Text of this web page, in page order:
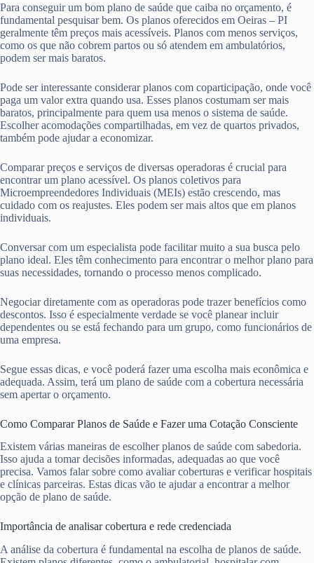
Para conseguir um bom plano de saúde que caiba no orçamento, é
fundamental pesquisar bem. Os planos oferecidos em Oeiras – PI
geralmente têm preços mais acessíveis. Planos com menos serviços,
como os que não cobrem partos ou só atendem em ambulatórios,
podem ser mais baratos.
Pode ser interessante considerar planos com coparticipação, onde você
paga um valor extra quando usa. Esses planos costumam ser mais
baratos, principalmente para quem usa menos o sistema de saúde.
Escolher acomodações compartilhadas, em vez de quartos privados,
também pode ajudar a economizar.
Comparar preços e serviços de diversas operadoras é crucial para
encontrar um plano acessível. Os planos coletivos para
Microempreendedores Individuais (MEIs) estão crescendo, mas
cuidado com os reajustes. Eles podem ser mais altos que em planos
individuais.
Conversar com um especialista pode facilitar muito a sua busca pelo
plano ideal. Eles têm conhecimento para encontrar o melhor plano para
suas necessidades, tornando o processo menos complicado.
Negociar diretamente com as operadoras pode trazer benefícios como
descontos. Isso é especialmente verdade se você planear incluir
dependentes ou se está fechando para um grupo, como funcionários de
uma empresa.
Segue essas dicas, e você poderá fazer uma escolha mais econômica e
adequada. Assim, terá um plano de saúde com a cobertura necessária
sem apertar o orçamento.
Como Comparar Planos de Saúde e Fazer uma Cotação Consciente
Existem várias maneiras de escolher planos de saúde com sabedoria.
Isso ajuda a tomar decisões informadas, adequadas ao que você
precisa. Vamos falar sobre como avaliar coberturas e verificar hospitais
e clínicas parceiras. Estas dicas vão te ajudar a encontrar a melhor
opção de plano de saúde.
Importância de analisar cobertura e rede credenciada
A análise da cobertura é fundamental na escolha de planos de saúde.